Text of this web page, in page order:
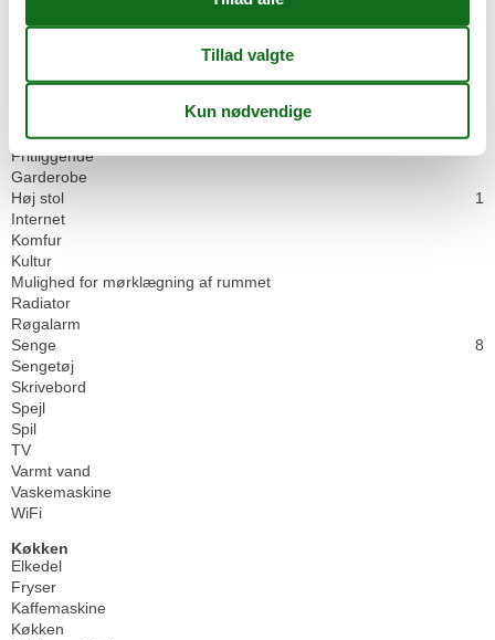
Baby seng
Fireside
Fritliggende
Garderobe
Høj stol
1
Internet
Komfur
Kultur
Mulighed for mørklægning af rummet
Radiator
Røgalarm
Senge
8
Sengetøj
Skrivebord
Spejl
Spil
TV
Varmt vand
Vaskemaskine
WiFi
Køkken
Elkedel
Fryser
Kaffemaskine
Køkken